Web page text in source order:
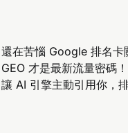
還在苦惱 Google 排名
GEO 才是最新流量密碼
讓 AI 引擎主動引用你，